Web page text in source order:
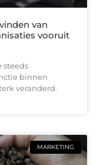
van
vooruit
steeds
binnen
veranderd.
MARKETING